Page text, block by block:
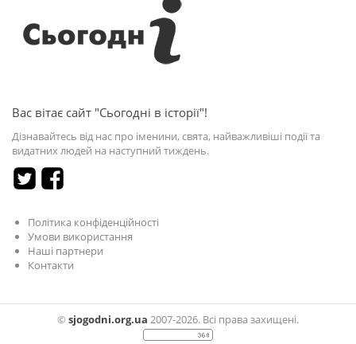
Вас вітає сайт "Сьогодні в історії"!
Дізнавайтесь від нас про іменини, свята, найважливіші події та
видатних людей на наступний тиждень.
Політика конфіденційності
Умови використання
Наші партнери
Контакти
© sjogodni.org.ua 2007-2026. Всі права захищені.